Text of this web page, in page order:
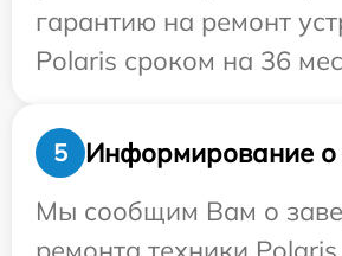
гарантию на ремонт
Polaris сроком на 36
5
Информирование о
Мы сообщим Вам о